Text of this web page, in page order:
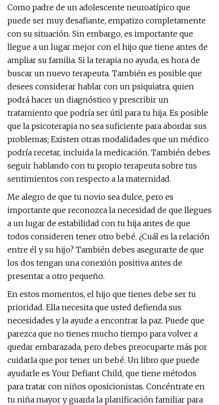
Como padre de un adolescente neuroatípico que
puede ser muy desafiante, empatizo completamente
con su situación. Sin embargo, es importante que
llegue a un lugar mejor con el hijo que tiene antes de
ampliar su familia. Si la terapia no ayuda, es hora de
buscar un nuevo terapeuta. También es posible que
desees considerar hablar con un psiquiatra, quien
podrá hacer un diagnóstico y prescribir un
tratamiento que podría ser útil para tu hija. Es posible
que la psicoterapia no sea suficiente para abordar sus
problemas; Existen otras modalidades que un médico
podría recetar, incluida la medicación. También debes
seguir hablando con tu propio terapeuta sobre tus
sentimientos con respecto a la maternidad.
Me alegro de que tu novio sea dulce, pero es
importante que reconozca la necesidad de que llegues
a un lugar de estabilidad con tu hija antes de que
todos consideren tener otro bebé. ¿Cuál es la relación
entre él y su hijo? También debes asegurarte de que
los dos tengan una conexión positiva antes de
presentar a otro pequeño.
En estos momentos, el hijo que tienes debe ser tu
prioridad. Ella necesita que usted defienda sus
necesidades y la ayude a encontrar la paz. Puede que
parezca que no tienes mucho tiempo para volver a
quedar embarazada, pero debes preocuparte más por
cuidarla que por tener un bebé. Un libro que puede
ayudarle es Your Defiant Child, que tiene métodos
para tratar con niños oposicionistas. Concéntrate en
tu niña mayor y guarda la planificación familiar para